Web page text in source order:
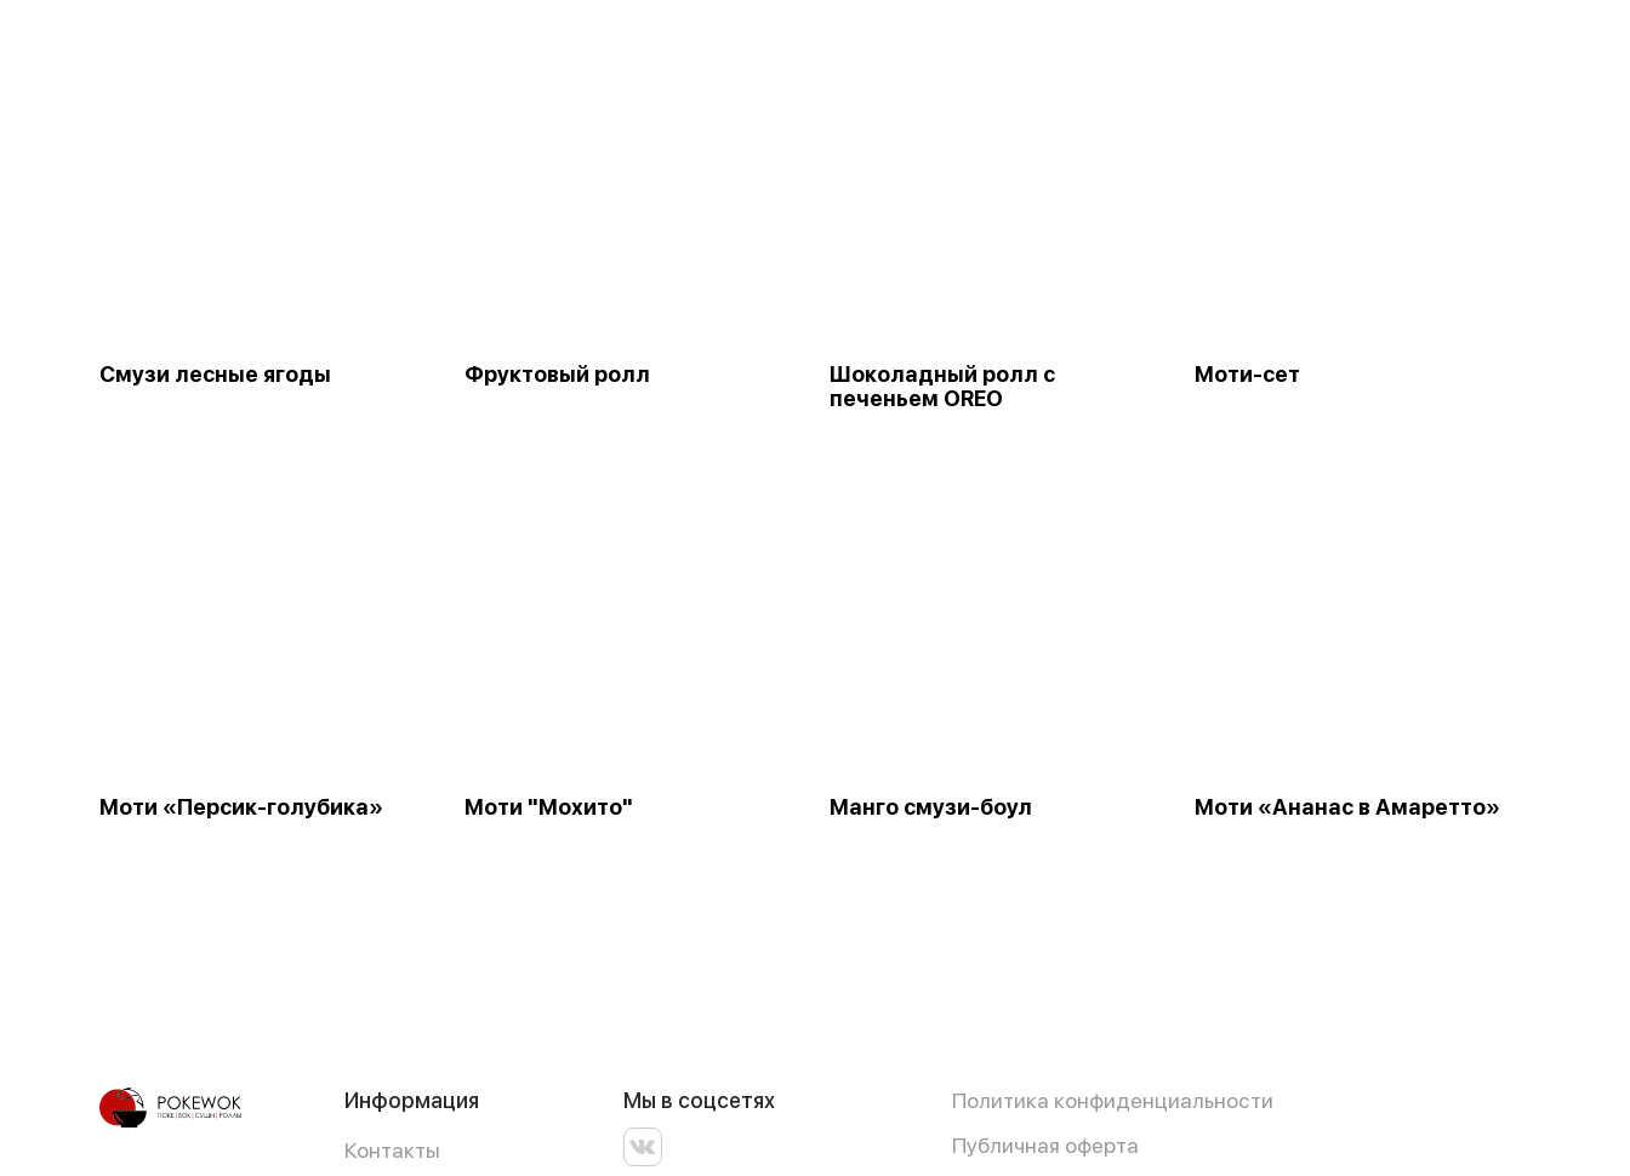
Смузи лесные ягоды Фруктовый ролл
Шоколадный ролл с
печеньем OREO
Моти-сет
Моти «Персик-голубика» Моти "Мохито" Манго смузи-боул Моти «Ананас в Амаретто»
Информация
Контакты
Мы в соцсетях
Политика конфиденциальности
Публичная оферта